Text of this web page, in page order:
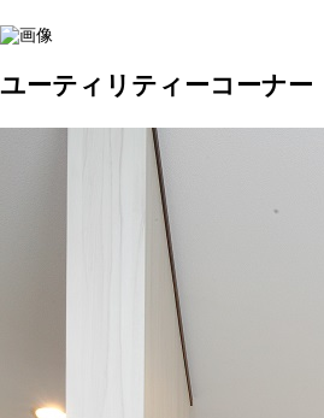
ユーティリティーコーナー